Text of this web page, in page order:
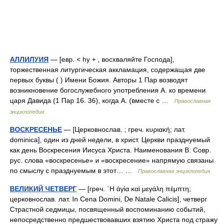
АЛЛИЛУИЯ — [евр. < hy + , восхваляйте Господа],
торжественная литургическая аккламация, содержащая две
первых буквы ( ) Имени Божия. Авторы 1 Пар возводят
возникновение богослужебного употребления А. ко времени
царя Давида (1 Пар 16. 36), когда А. (вместе с …
Православная
энциклопедия
ВОСКРЕСЕНЬЕ — [Церковнослав. ; греч. κυριακή; лат.
dominica], один из дней недели, в христ. Церкви празднуемый
как день Воскресения Иисуса Христа. Наименования В. Совр.
рус. слова «воскресенье» и «воскресение» напрямую связаны
по смыслу с празднуемым в этот… …
Православная энциклопедия
ВЕЛИКИЙ ЧЕТВЕРГ — [греч. ῾Η ἁγία καὶ μεγάλη πέμπτη;
церковнослав. лат. In Cena Domini, De Natale Calicis], четверг
Страстной седмицы, посвященный воспоминанию событий,
непосредственно предшествовавших взятию Христа под стражу